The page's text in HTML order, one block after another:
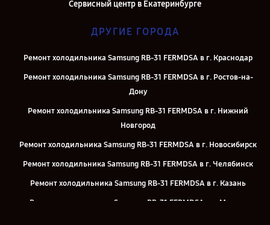
Сервисный центр в Екатеринбурге
ДРУГИЕ ГОРОДА
Ремонт холодильника Samsung RB-31 FERMDSA в г. Краснодар
Ремонт холодильника Samsung RB-31 FERMDSA в г. Ростов-на-
Дону
Ремонт холодильника Samsung RB-31 FERMDSA в г. Нижний
Новгород
Ремонт холодильника Samsung RB-31 FERMDSA в г. Новосибирск
Ремонт холодильника Samsung RB-31 FERMDSA в г. Челябинск
Ремонт холодильника Samsung RB-31 FERMDSA в г. Казань
Ремонт холодильника Samsung RB-31 FERMDSA в г. Москва